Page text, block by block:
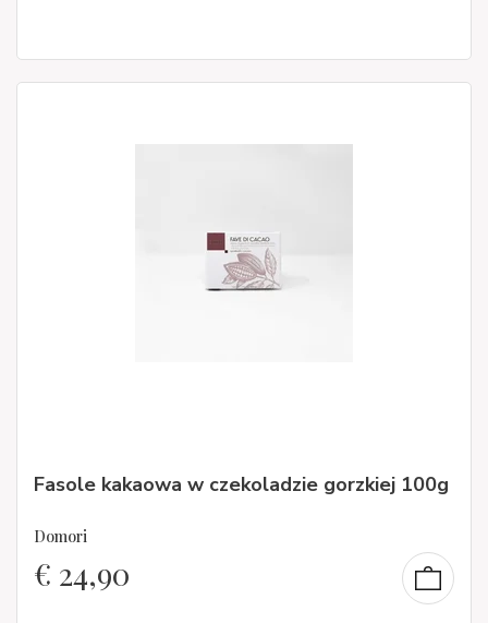
Fasole kakaowa w czekoladzie gorzkiej 100g
Domori
€ 24,90